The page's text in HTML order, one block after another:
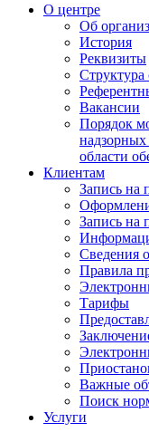
О центре
Об
История
Реквизиты
Структура
Вакансии
Порядок
области
Клиентам
Запись на
Запись на
Сведения
Правила
Тарифы
Важные
Поиск
Услуги